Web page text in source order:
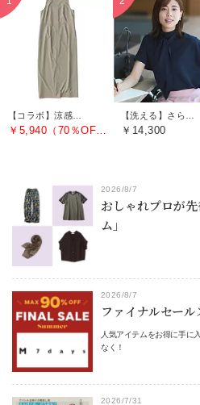
【コラボ】涼感アメスリワンピース
￥5,940（70％OFF）
【洗える】さらふわボウタイブラウス
￥14,300
2026/8/7
おしゃれプロが
ム」
2026/8/7
ファイナルセール
人気アイテムをお得に手に
なく！
2026/7/31